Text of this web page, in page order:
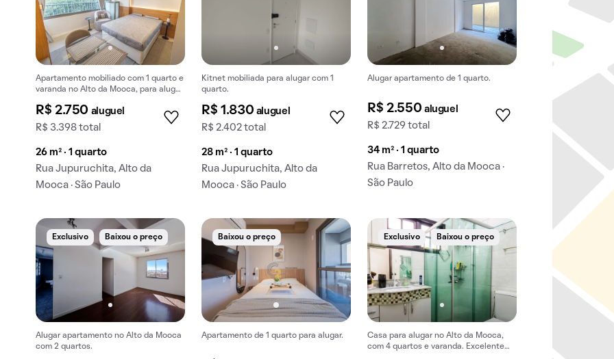
Apartamento mobiliado com 1 quarto e
varanda no Alto da Mooca, para alugar.
R$ 2.750 aluguel
R$ 3.398 total
26 m² · 1 quarto
Rua Jupuruchita, Alto da
Mooca · São Paulo
Kitnet mobiliada para alugar com 1
quarto.
R$ 1.830 aluguel
R$ 2.402 total
28 m² · 1 quarto
Rua Jupuruchita, Alto da
Mooca · São Paulo
Alugar apartamento de 1 quarto.
R$ 2.550 aluguel
R$ 2.729 total
34 m² · 1 quarto
Rua Barretos, Alto da Mooca ·
São Paulo
Exclusivo Baixou o preço
Alugar apartamento no Alto da Mooca
com 2 quartos.
Baixou o preço
Apartamento de 1 quarto para alugar.
Exclusivo Baixou o preço
Casa para alugar no Alto da Mooca,
com 4 quartos e varanda. Excelente